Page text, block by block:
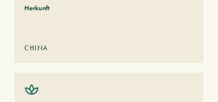
Herkunft
CHINA